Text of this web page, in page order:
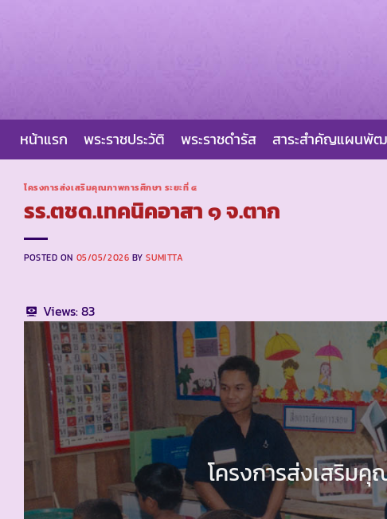
หน้าแรก พระราชประวัติ พระราชดำรัส สาระสำคัญแผนพั
โครงการส่งเสริมคุณภาพการศึกษา ระยะที่ ๔
รร.ตชด.เทคนิคอาสา ๑ จ.ตาก
POSTED ON 05/05/2026 BYSUMITTA
Views:83
โครงการส่งเสริม